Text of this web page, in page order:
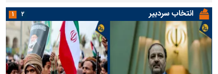
انتخاب سردبیر ۱ ۲